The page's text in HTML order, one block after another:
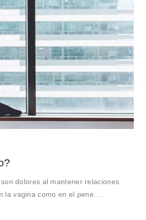
dolores al mantener relaciones
la vagina como en el pene.…